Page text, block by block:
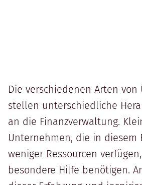
Die verschiedenen Arten von
stellen unterschiedliche
an die Finanzverwaltung.
Unternehmen, die in diesem
weniger Ressourcen
besondere Hilfe benötigen.